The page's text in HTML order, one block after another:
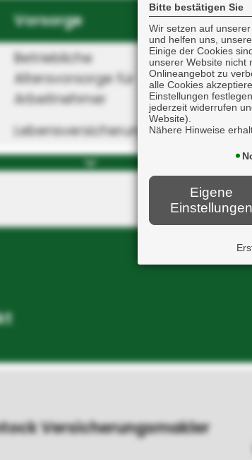
Bitte bestätigen Sie
Wir setzen auf
und helfen uns,
Einige der Cookies
unserer Website nicht
Onlineangebot zu
alle Cookies
Einstellungen
jederzeit widerrufen
Website).
Nähere Hinweise
Eigene
Einstellungen
Vorsorge
Betriebliche
Altersvorsorge für
Arbeitnehmer
Lebensversicherung
Risikolebensversicherung
Berufsunfähigkeit
Versicherungsmakler